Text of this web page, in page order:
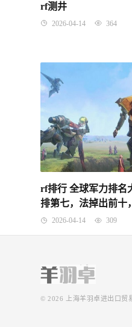
rf测井
2026-04-14 364
rf排行 全球军力排名
排第七，法掉出前十
料！2026-04-14 309
© 2026 上海羊羽卓进出口贸